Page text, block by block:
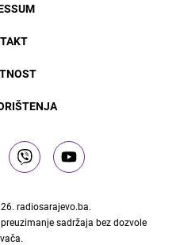
radiosarajevo.ba.
sadržaja bez dozvole